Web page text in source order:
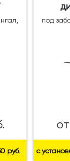
руб.
под
с